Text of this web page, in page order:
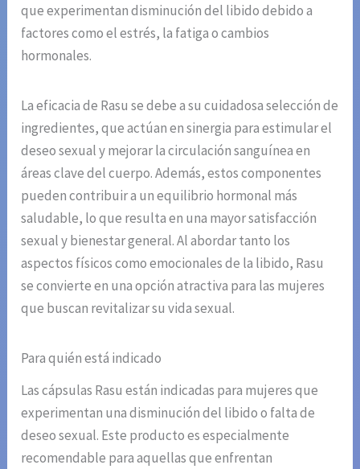
que experimentan disminución del libido debido a
factores como el estrés, la fatiga o cambios
hormonales.
La eficacia de Rasu se debe a su cuidadosa selección de
ingredientes, que actúan en sinergia para estimular el
deseo sexual y mejorar la circulación sanguínea en
áreas clave del cuerpo. Además, estos componentes
pueden contribuir a un equilibrio hormonal más
saludable, lo que resulta en una mayor satisfacción
sexual y bienestar general. Al abordar tanto los
aspectos físicos como emocionales de la libido, Rasu
se convierte en una opción atractiva para las mujeres
que buscan revitalizar su vida sexual.
Para quién está indicado
Las cápsulas Rasu están indicadas para mujeres que
experimentan una disminución del libido o falta de
deseo sexual. Este producto es especialmente
recomendable para aquellas que enfrentan